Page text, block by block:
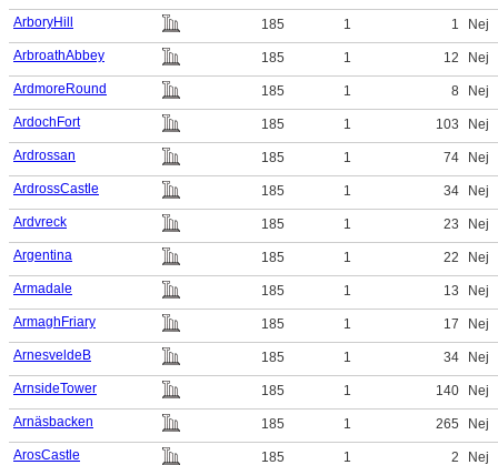
ArboryHill
185 1 1
Nej
ArbroathAbbey
185 1 12
Nej
ArdmoreRound
185 1 8
Nej
ArdochFort
185 1 103
Nej
Ardrossan
185 1 74
Nej
ArdrossCastle
185 1 34
Nej
Ardvreck
185 1 23
Nej
Argentina
185 1 22
Nej
Armadale
185 1 13
Nej
ArmaghFriary
185 1 17
Nej
ArnesveldeB
185 1 34
Nej
ArnsideTower
185 1 140
Nej
Arnäsbacken
185 1 265
Nej
ArosCastle
185 1 2 Nej